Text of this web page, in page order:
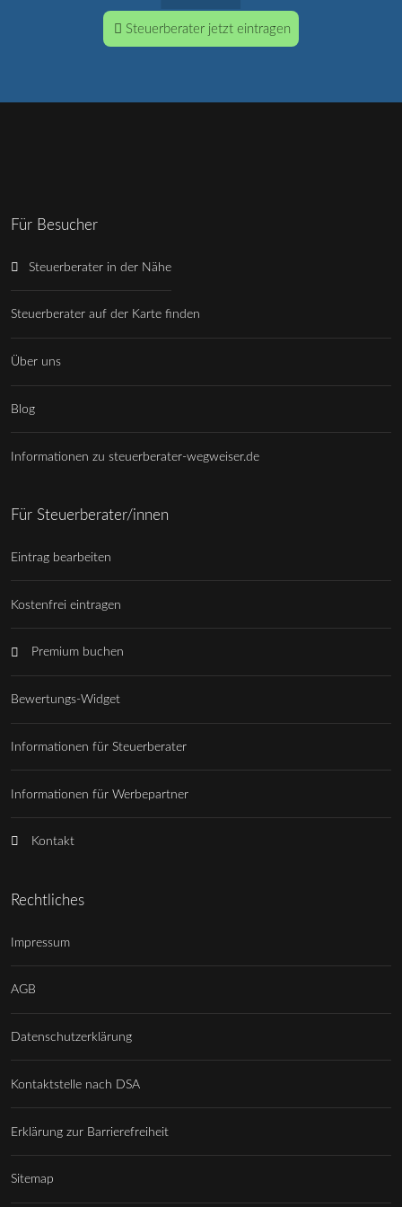
Steuerberater jetzt eintragen
Für Besucher
Steuerberater in der Nähe
Steuerberater auf der Karte finden
Über uns
Blog
Informationen zu steuerberater-wegweiser.de
Für Steuerberater/innen
Eintrag bearbeiten
Kostenfrei eintragen
Premium buchen
Bewertungs-Widget
Informationen für Steuerberater
Informationen für Werbepartner
Kontakt
Rechtliches
Impressum
AGB
Datenschutzerklärung
Kontaktstelle nach DSA
Erklärung zur Barrierefreiheit
Sitemap